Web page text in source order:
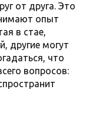
от друга. Это
опыт
в стае,
другие могут
что
вопросов: